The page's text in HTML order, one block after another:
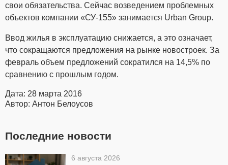
свои обязательства. Сейчас возведением проблемных
объектов компании «СУ-155» занимается Urban Group.
Ввод жилья в эксплуатацию снижается, а это означает,
что сокращаются предложения на рынке новостроек. За
февраль объем предложений сократился на 14,5% по
сравнению с прошлым годом.
Дата: 28 марта 2016
Автор: Антон Белоусов
Последние новости
6 августа 2026